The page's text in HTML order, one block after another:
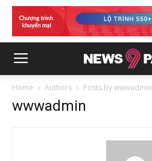
Home Authors Posts by wwwadmin
wwwadmin